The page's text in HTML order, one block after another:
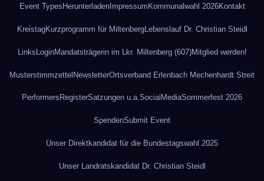
Event Types HerunterladenImpressum Kommunalwahl 2026Kontakt
KreistagKurzprogramm für MiltenbergLebenslauf Dr. Christian Steidl
Links LoginMandatsträgerin im Lkr. Miltenberg (607)Mitglied werden!
MusterstimmzettelNewsletterOrtsverband Erlenbach Mechenhardt Streit
Performers RegisterSatzungen u.a.SocialMediaSommerfest 2026
SpendenSubmit Event
Unser Direktkandidat für die Bundestagswahl 2025
Unser Landratskandidat Dr. Christian Steidl